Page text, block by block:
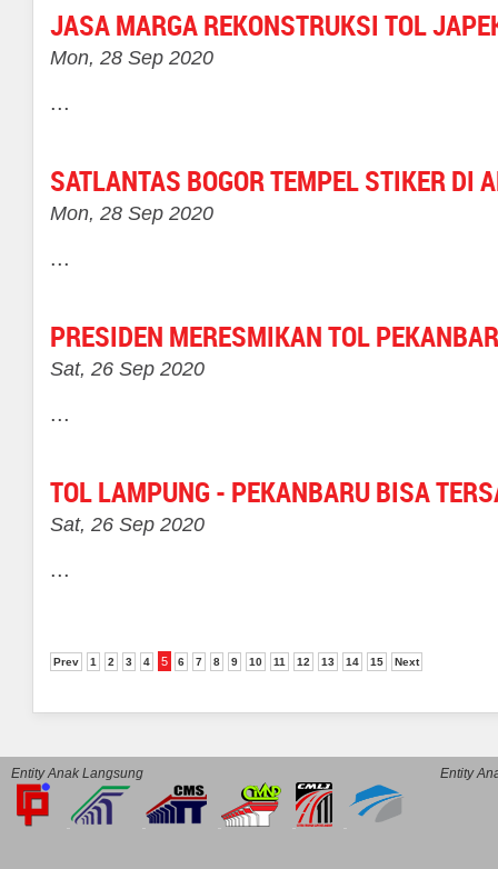
JASA MARGA REKONSTRUKSI TOL
Mon, 28 Sep 2020
...
SATLANTAS BOGOR TEMPEL STIKER DI
Mon, 28 Sep 2020
...
PRESIDEN MERESMIKAN TOL
Sat, 26 Sep 2020
...
TOL LAMPUNG - PEKANBARU BISA
Sat, 26 Sep 2020
...
Prev 1 2 3 4 5 6 7 8 9 10 11 12 13 14 15 Next
Entity Anak Langsung Entity